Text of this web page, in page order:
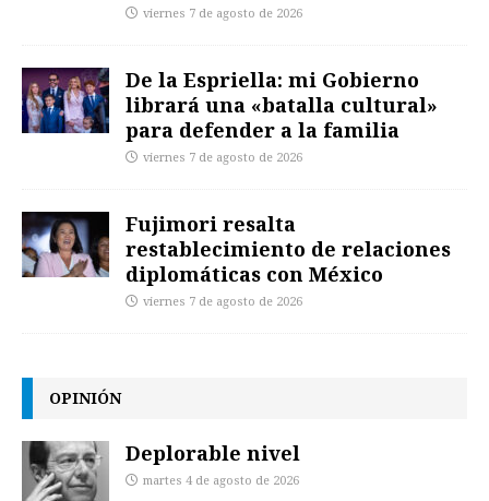
viernes 7 de agosto de 2026
De la Espriella: mi Gobierno
librará una «batalla cultural»
para defender a la familia
viernes 7 de agosto de 2026
Fujimori resalta
restablecimiento de relaciones
diplomáticas con México
viernes 7 de agosto de 2026
OPINIÓN
Deplorable nivel
martes 4 de agosto de 2026